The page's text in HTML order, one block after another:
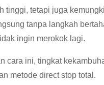
tetapi juga
tanpa langkah
ingin merokok lagi.
cara ini, tingkat
metode direct stop total.